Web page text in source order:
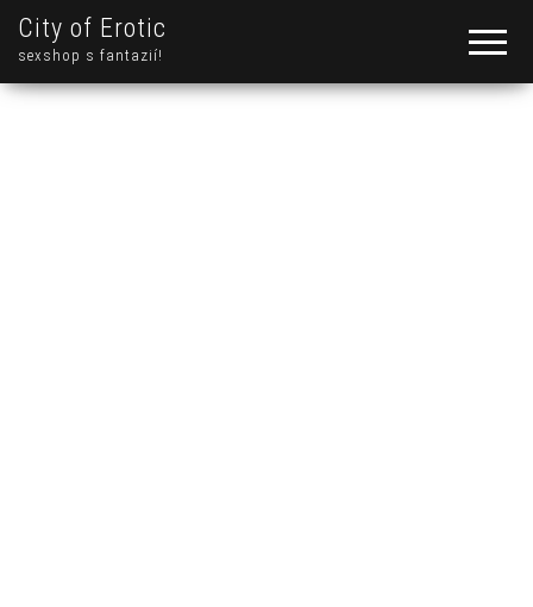
City of Erotic
sexshop s fantazií!